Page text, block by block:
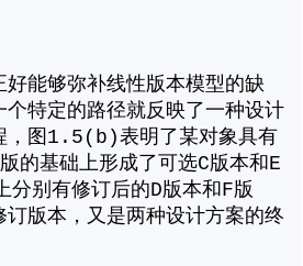
能够弥补线性版本模型的缺
个特定的路径就反映了一种设计
，图1.5(b)表明了某对象具有
的基础上形成了可选C版本和E
分别有修订后的D版本和F版
版本，又是两种设计方案的终